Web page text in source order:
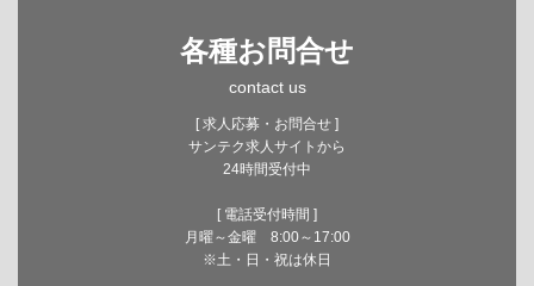
各種お問合せ
contact us
[ 求人応募・お問合せ ]
サンテク求人サイトから
24時間受付中
[ 電話受付時間 ]
月曜～金曜 8:00～17:00
※土・日・祝は休日